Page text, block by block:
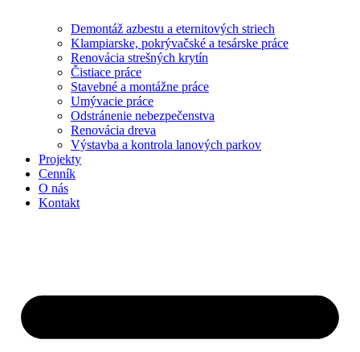
Demontáž azbestu a eternitových striech
Klampiarske, pokrývačské a tesárske práce
Renovácia strešných krytín
Čistiace práce
Stavebné a montážne práce
Umývacie práce
Odstránenie nebezpečenstva
Renovácia dreva
Výstavba a kontrola lanových parkov
Projekty
Cenník
O nás
Kontakt